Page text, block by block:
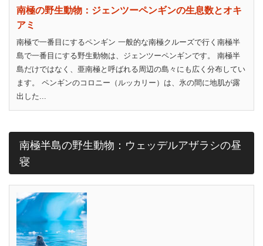
南極の野生動物：ジェンツーペンギンの生息数とオキ
アミ
南極で一番目にするペンギン 一般的な南極クルーズで行く南極半
島で一番目にする野生動物は、ジェンツーペンギンです。 南極半
島だけではなく、亜南極と呼ばれる周辺の島々にも広く分布してい
ます。 ペンギンのコロニー（ルッカリー）は、氷の間に地肌が露
出した...
南極半島の野生動物：ウェッデルアザラシの昼
寝